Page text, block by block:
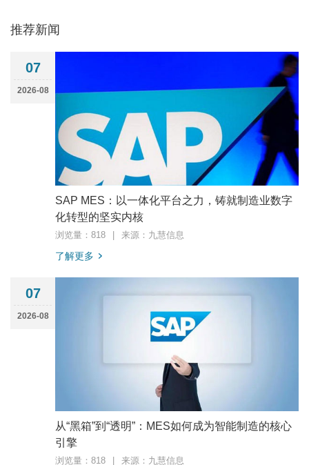
推荐新闻
07
2026-08
SAP MES：以一体化平台之力，铸就制造业数字
化转型的坚实内核
浏览量：818 来源：九慧信息
了解更多
07
2026-08
从“黑箱”到“透明”：MES如何成为智能制造的核心
引擎
浏览量：818 来源：九慧信息